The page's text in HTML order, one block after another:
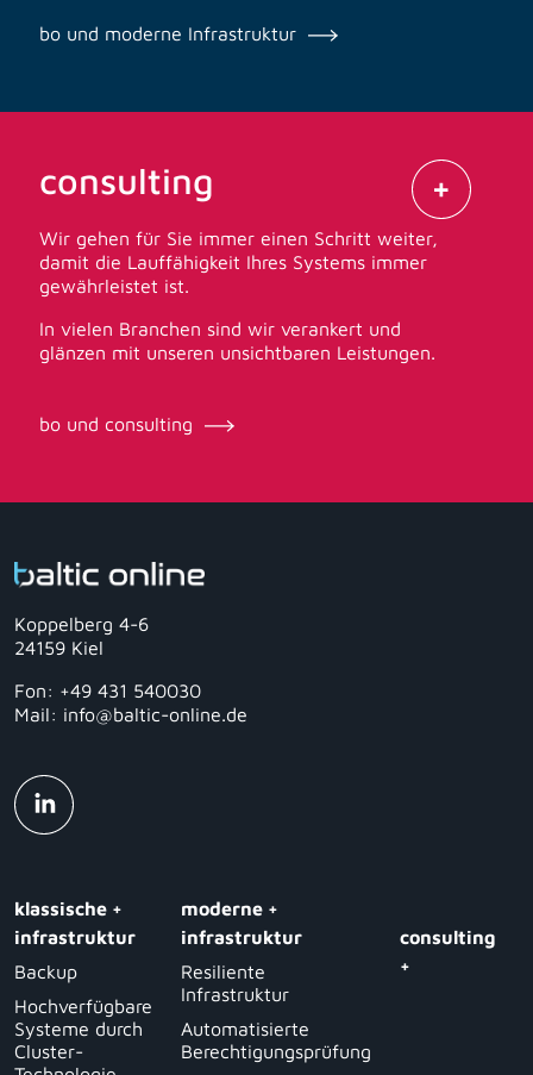
bo und moderne Infrastruktur
consulting
Wir gehen für Sie immer einen Schritt weiter,
damit die Lauffähigkeit Ihres Systems immer
gewährleistet ist.
In vielen Branchen sind wir verankert und
glänzen mit unseren unsichtbaren Leistungen.
bo und consulting
Koppelberg 4-6
24159 Kiel
Fon: +49 431 540030
Mail: info@baltic-online.de
klassische +
infrastruktur
Backup
Hochverfügbare
Systeme durch
Cluster-
moderne +
infrastruktur
Resiliente
Infrastruktur
Automatisierte
Berechtigungsprüfung
consulting
+